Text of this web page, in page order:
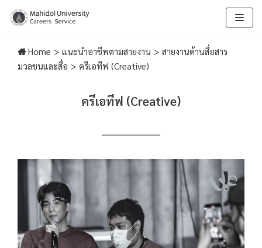
to
content
Home > แนะนำอาชีพตามสายงาน > สายงานด้านสื่อสาร
มวลชนและสื่อ > ครีเอทีฟ (Creative)
ครีเอทีฟ (Creative)